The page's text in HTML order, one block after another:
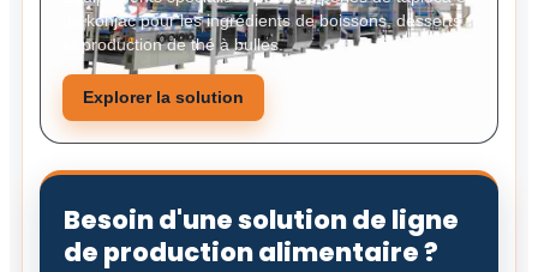
de konjac pour les ingrédients de boissons, desserts
et production de thé à bulles.
Explorer la solution
Besoin d'une solution de ligne
de production alimentaire ?